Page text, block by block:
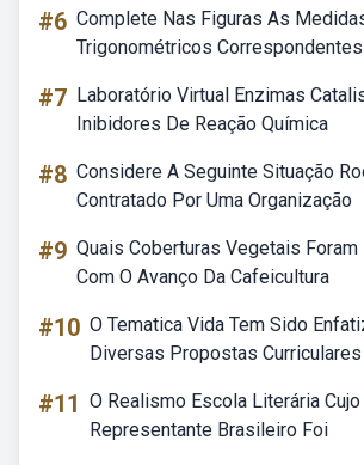
#6 Complete Nas Figuras As
Trigonométricos Correspondentes
#7 Laboratório Virtual Enzimas
Inibidores De Reação Química
#8 Considere A Seguinte Situação
Contratado Por Uma Organização
#9 Quais Coberturas Vegetais
Com O Avanço Da Cafeicultura
#10 O Tematica Vida Tem Sido
Diversas Propostas Curriculares
#11 O Realismo Escola Literária
Representante Brasileiro Foi